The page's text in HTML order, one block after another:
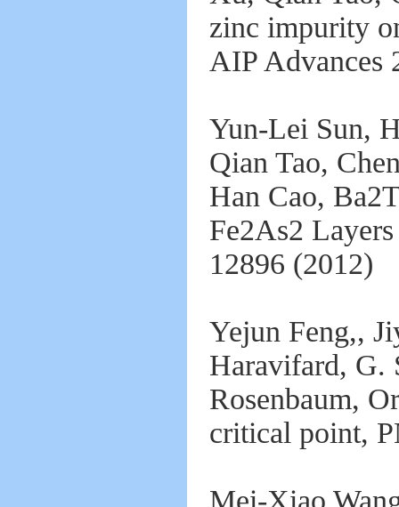
zinc impurity
AIP Advances
Yun-Lei Sun,
Qian Tao,
Han Cao,
Fe2As2
12896 (2012)
Yejun Feng,,
Haravifard, G.
Rosenbaum,
critical point,
Mei-Xiao